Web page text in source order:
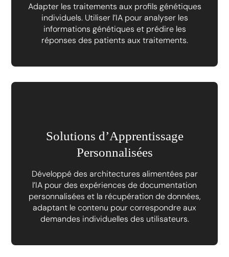
Adapter les traitements aux profils génétiques
individuels. Utiliser l’IA pour analyser les
informations génétiques et prédire les
réponses des patients aux traitements.
Solutions d’Apprentissage
Personnalisées
Développé des architectures alimentées par
l’IA pour des expériences de documentation
personnalisées et la récupération de données,
adaptant le contenu pour correspondre aux
demandes individuelles des utilisateurs.